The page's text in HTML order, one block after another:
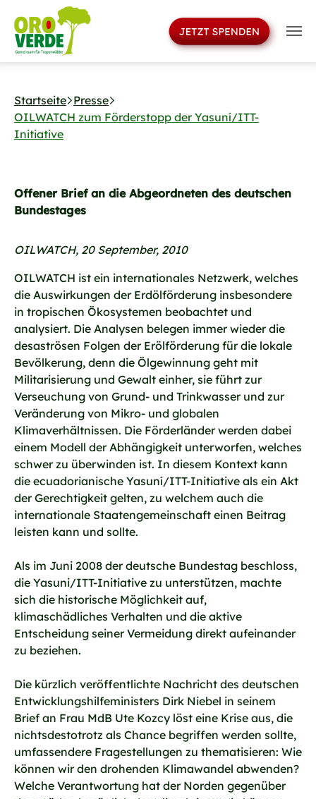
Startseite Presse
OILWATCH zum Förderstopp der Yasuní/ITT-
Initiative
Offener Brief an die Abgeordneten des deutschen
Bundestages
OILWATCH, 20 September, 2010
OILWATCH ist ein internationales Netzwerk, welches
die Auswirkungen der Erdölförderung insbesondere
in tropischen Ökosystemen beobachtet und
analysiert. Die Analysen belegen immer wieder die
desaströsen Folgen der Erölförderung für die lokale
Bevölkerung, denn die Ölgewinnung geht mit
Militarisierung und Gewalt einher, sie führt zur
Verseuchung von Grund- und Trinkwasser und zur
Veränderung von Mikro- und globalen
Klimaverhältnissen. Die Förderländer werden dabei
einem Modell der Abhängigkeit unterworfen, welches
schwer zu überwinden ist. In diesem Kontext kann
die ecuadorianische Yasuní/ITT-Initiative als ein Akt
der Gerechtigkeit gelten, zu welchem auch die
internationale Staatengemeinschaft einen Beitrag
leisten kann und sollte.
Als im Juni 2008 der deutsche Bundestag beschloss,
die Yasuni/ITT-Initiative zu unterstützen, machte
sich die historische Möglichkeit auf,
klimaschädliches Verhalten und die aktive
Entscheidung seiner Vermeidung direkt aufeinander
zu beziehen.
Die kürzlich veröffentlichte Nachricht des deutschen
Entwicklungshilfeministers Dirk Niebel in seinem
Brief an Frau MdB Ute Kozcy löst eine Krise aus, die
nichtsdestotrotz als Chance begriffen werden sollte,
umfassendere Fragestellungen zu thematisieren: Wie
können wir den drohenden Klimawandel abwenden?
Welche Verantwortung hat der Norden gegenüber